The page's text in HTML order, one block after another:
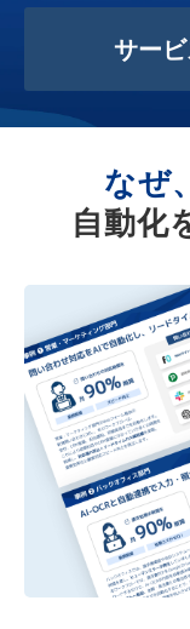
サー
なぜ
自動化